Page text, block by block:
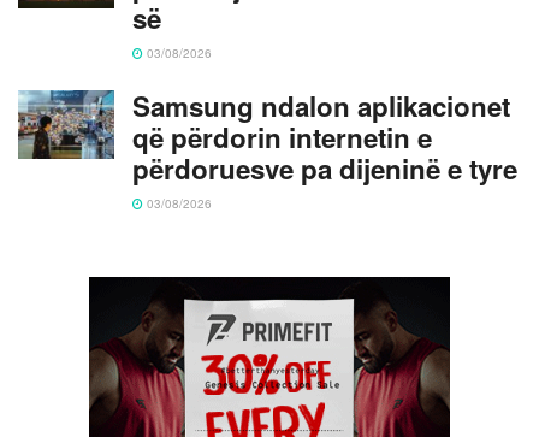
së
03/08/2026
Samsung ndalon aplikacionet
që përdorin internetin e
përdoruesve pa dijeninë e tyre
03/08/2026